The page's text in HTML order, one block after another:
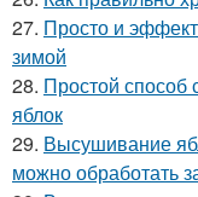
27. Просто и
зимой
28. Простой способ
яблок
29. Высушивание
можно обработать